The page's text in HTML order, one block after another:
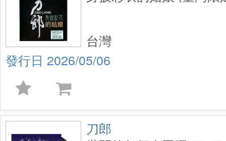
2026/05/06
台灣
刀郎